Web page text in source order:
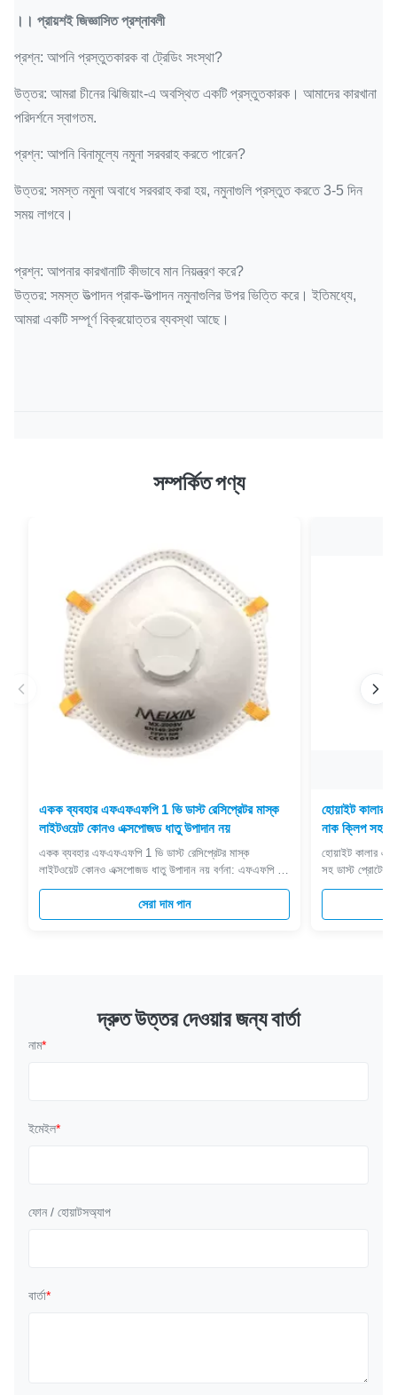
।। প্রায়শই জিজ্ঞাসিত প্রশ্নাবলী
প্রশ্ন: আপনি প্রস্তুতকারক বা ট্রেডিং সংস্থা?
উত্তর: আমরা চীনের ঝিজিয়াং-এ অবস্থিত একটি প্রস্তুতকারক। আমাদের কারখানা
পরিদর্শনে স্বাগতম.
প্রশ্ন: আপনি বিনামূল্যে নমুনা সরবরাহ করতে পারেন?
উত্তর: সমস্ত নমুনা অবাধে সরবরাহ করা হয়, নমুনাগুলি প্রস্তুত করতে 3-5 দিন
সময় লাগবে।
প্রশ্ন: আপনার কারখানাটি কীভাবে মান নিয়ন্ত্রণ করে?
উত্তর: সমস্ত উত্পাদন প্রাক-উত্পাদন নমুনাগুলির উপর ভিত্তি করে। ইতিমধ্যে,
আমরা একটি সম্পূর্ণ বিক্রয়োত্তর ব্যবস্থা আছে।
সম্পর্কিত পণ্য
একক ব্যবহার এফএফএফপি 1 ভি ডাস্ট রেসিপ্রেটর মাস্ক
লাইটওয়েট কোনও এক্সপোজড ধাতু উপাদান নয়
একক ব্যবহার এফএফএফপি 1 ভি ডাস্ট রেসিপ্রেটর মাস্ক
লাইটওয়েট কোনও এক্সপোজড ধাতু উপাদান নয় বর্ণনা: এফএফপি 1
ভি মাস্ক হালকা এবং আরামদায়ক। অভ্যন্তরীণ নাকপিসটি মখমল /
স্পঞ্জ ডাবল-স্তর দ্বারা তৈরি। কোনও উন্মুক্ত ধাতব উপাদান নেই;
মুখের মাস্ক সামঞ্জস্য করতে ব্যবহৃত বাহ্যিক নাকপিসটি ধাতব
সেরা দাম পান
হোয়াইট কালার
নাক ক্লিপ সহ
হোয়াইট কালার
সহ ডাস্ট
1 পার্টিকুলেট শ্বাস
জমা হ্রাস করে।
দ্রুত উত্তর দেওয়ার জন্য বার্তা
নাম*
ইমেইল*
ফোন / হোয়াটসঅ্যাপ
বার্তা*